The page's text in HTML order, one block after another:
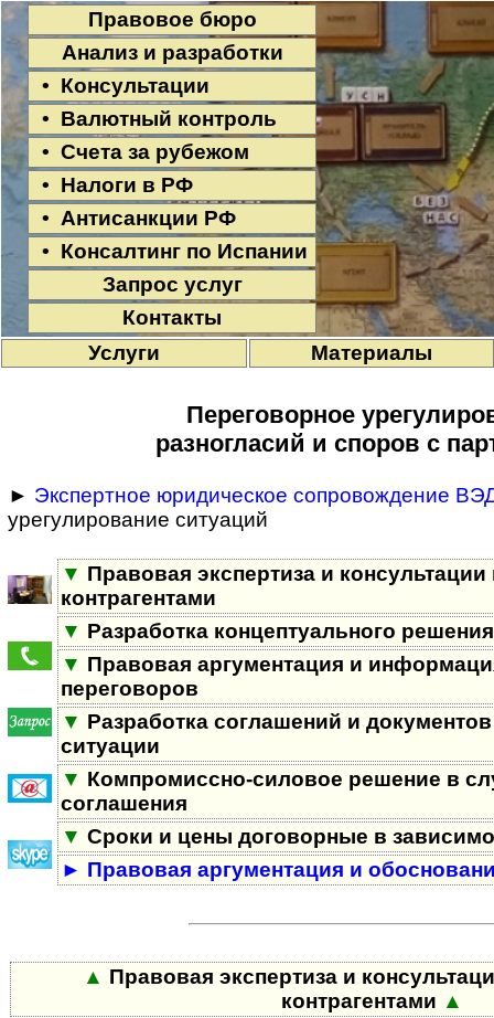
Правовое бюро
Анализ и разработки
• Консультации
• Валютный контроль
• Счета за рубежом
• Налоги в РФ
• Антисанкции РФ
• Консалтинг по Испании
Запрос услуг
Контакты
Услуги
Материалы
Переговорное
разногласий и споров с
► Экспертное юридическое сопровождение
урегулирование ситуаций
▼ Правовая экспертиза и консультации
контрагентами
▼ Разработка концептуального
▼ Правовая аргументация и
переговоров
▼ Разработка соглашений и
ситуации
▼ Компромиссно-силовое решение в
соглашения
▼ Сроки и цены договорные в
► Правовая аргументация и
▲ Правовая экспертиза и
контрагентами ▲